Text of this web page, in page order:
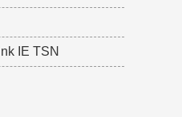
IE TSN